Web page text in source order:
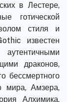
в Лестере,
готической
стиля и
известен
драконов,
бессмертного
мира, Амзера,
Алхимика,